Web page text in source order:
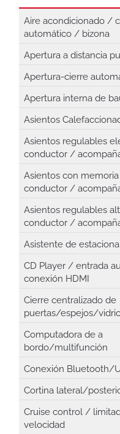
Aire acondicionado /
automático / bizona
Apertura a distancia
Apertura-cierre
Apertura interna de
Asientos
Asientos regulables
conductor /
Asientos con
conductor /
Asientos regulables
conductor /
Asistente de
CD Player / entrada
conexión HDMI
Cierre centralizado de
puertas/espejos/
Computadora de a
bordo/multifunción
Conexión Bluetooth/
Cortina lateral/
Cruise control /
velocidad